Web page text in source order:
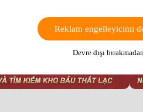
Reklam engelleyicimi
Devre dışı